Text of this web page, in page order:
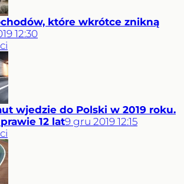
które wkrótce znikną
12:30
wjedzie do Polski w 2019 roku.
12 lat9 gru 2019 12:15